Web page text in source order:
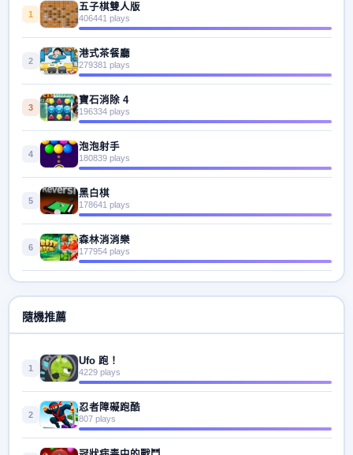
1
五子棋雙人版
406441 plays
2
港式茶餐廳
279381 plays
3
寶石消除 4
196334 plays
4
泡泡射手
180839 plays
5
黑白棋
178641 plays
6
森林消消樂
177954 plays
隨機推薦
1
Ufo 跑！
4229 plays
2
忍者障礙跑酷
807 plays